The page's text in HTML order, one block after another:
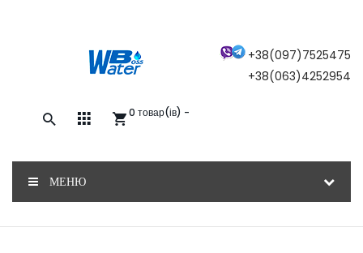
+38(097)7525475
+38(063)4252954
0 товар(ів) -
МЕНЮ
Закажите обратный звонок, и наш